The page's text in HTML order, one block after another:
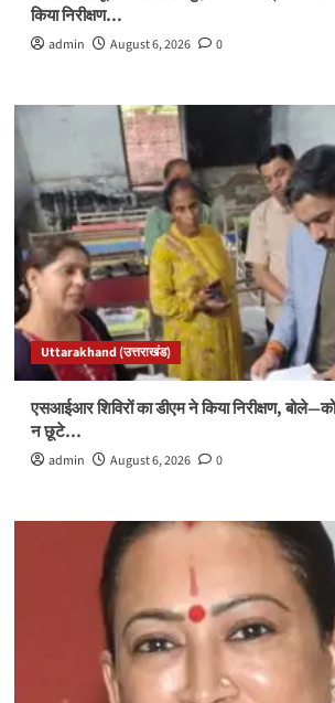
किया निरीक्षण…
admin August 6, 2026 0
Uttarakhand (उत्तराखंड)
एसआईआर शिविरों का डीएम ने किया निरीक्षण,
न छूटे…
admin August 6, 2026 0